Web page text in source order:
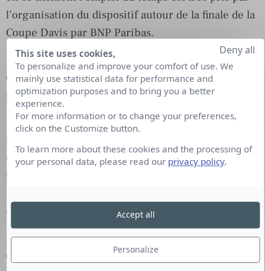
l’organisation du dispositif autour de la finale de la
Coupe Davis par BNP Paribas.
BNP Paribas est partenaire de nombreux
événements sportifs et culturels. Quelle est votre
politique de partenariats ?
Notre politique de partenariat sportif est
uniquement axée autour du tennis et notre souhait
est de partager notre passion pour ce sport avec
tous les fans et amateurs de tennis, au travers
notamment notre plateforme wearetennis qui ne
cesse de se développer.
BNP Paribas est le partenaire de tous les tennis
depuis 41 ans, tant au niveau professionnel
This site uses cookies,
To personalize and improve your comfort of use. We
mainly use statistical data for performance and
optimization purposes and to bring you a better
experience.
For more information or to change your preferences,
click on the Customize button.
To learn more about these cookies and the processing of
your personal data, please read our privacy policy.
Personalize
Deny all
Accept all